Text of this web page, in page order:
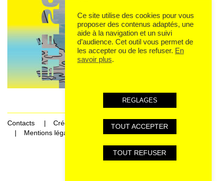
Contacts
Crédits
Mentions légales et données personnelles
Ce site utilise des cookies pour vous
proposer des contenus adaptés, une
aide à la navigation et un suivi
d’audience. Cet outil vous permet de
les accepter ou de les refuser. En
savoir plus.
REGLAGES
TOUT ACCEPTER
TOUT REFUSER